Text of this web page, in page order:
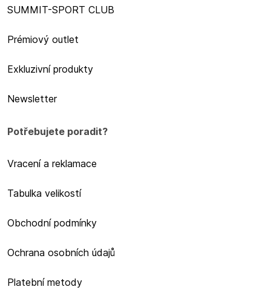
SUMMIT-SPORT CLUB
Prémiový outlet
Exkluzivní produkty
Newsletter
Potřebujete poradit?
Vracení a reklamace
Tabulka velikostí
Obchodní podmínky
Ochrana osobních údajů
Platební metody